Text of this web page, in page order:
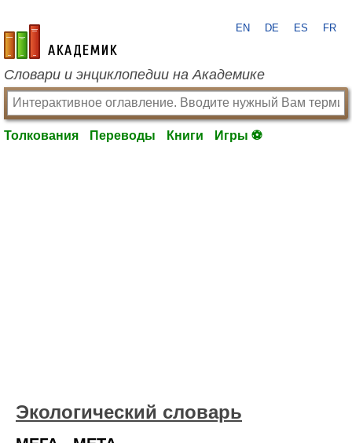
academic.ru
EN DE ES FR
Словари и энциклопедии на Академике
Толкования Переводы Книги Игры ⚽
Экологический словарь